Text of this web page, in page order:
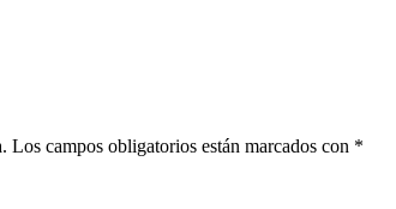
Los campos obligatorios están marcados con *